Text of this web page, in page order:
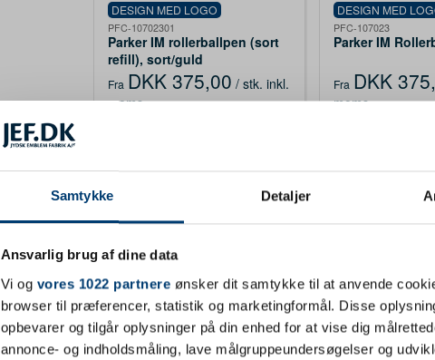
Samtykke Detaljer
Ansvarlig brug af dine data
Vi og vores 1022 partnere ønsker dit samtykke til at anvende
browser til præferencer, statistik og marketingformål. Disse
opbevarer og tilgår oplysninger på din enhed for at vise dig
annonce- og indholdsmåling, lave målgruppeundersøgelser og
DESIGN MED LOGO
PFC-10702301
Parker IM rollerballpen (sort
refill), sort/guld
Fra DKK 375,00 / stk. inkl.
moms
478 på lager
DESIGN MED
PFC-107023
Parker IM
Fra DKK
moms
2395 på lager